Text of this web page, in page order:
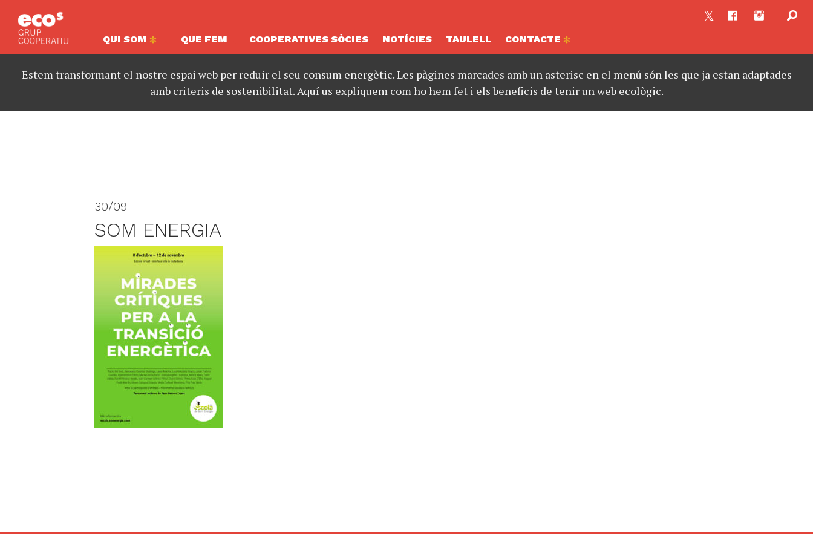
QUI SOM QUE FEM COOPERATIVES SÒCIES NOTÍCIES TAULELL CONTACTE
Estem transformant el nostre espai web per reduir el seu consum energètic. Les pàgines marcades amb un asterisc en el menú són les que ja estan adaptades
amb criteris de sostenibilitat.Aquíus expliquem com ho hem fet i els beneficis de tenir un web ecològic.
30/09
SOM ENERGIA